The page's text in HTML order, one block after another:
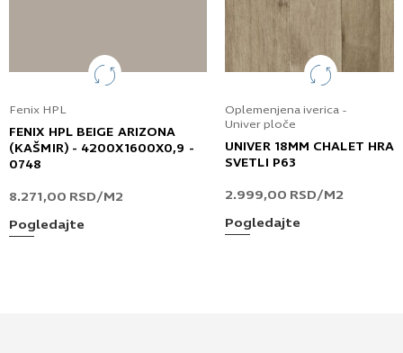
Fenix HPL
FENIX HPL BEIGE ARIZONA
(KAŠMIR) - 4200X1600X0,9 -
0748
8.271,00 RSD/M2
Pogledajte
Oplemenjena iverica -
Univer ploče
UNIVER 18MM CHALET
SVETLI P63
2.999,00 RSD/M2
Pogledajte